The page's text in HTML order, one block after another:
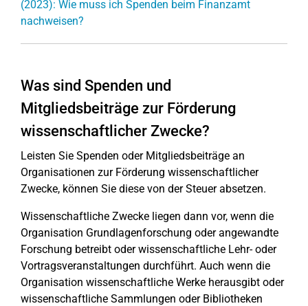
(2023): Wie muss ich Spenden beim Finanzamt
nachweisen?
Was sind Spenden und
Mitgliedsbeiträge zur Förderung
wissenschaftlicher Zwecke?
Leisten Sie Spenden oder Mitgliedsbeiträge an
Organisationen zur Förderung wissenschaftlicher
Zwecke, können Sie diese von der Steuer absetzen.
Wissenschaftliche Zwecke liegen dann vor, wenn die
Organisation Grundlagenforschung oder angewandte
Forschung betreibt oder wissenschaftliche Lehr- oder
Vortragsveranstaltungen durchführt. Auch wenn die
Organisation wissenschaftliche Werke herausgibt oder
wissenschaftliche Sammlungen oder Bibliotheken